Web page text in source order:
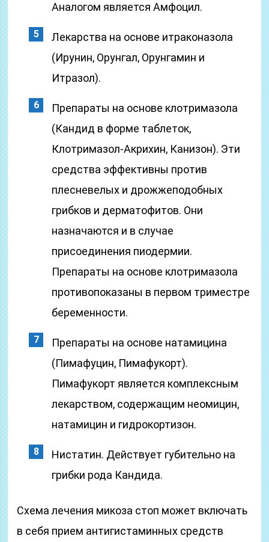
Аналогом является Амфоцил.
Лекарства на основе итраконазола
(Ирунин, Орунгал, Орунгамин и
Итразол).
Препараты на основе клотримазола
(Кандид в форме таблеток,
Клотримазол-Акрихин, Канизон). Эти
средства эффективны против
плесневелых и дрожжеподобных
грибков и дерматофитов. Они
назначаются и в случае
присоединения пиодермии.
Препараты на основе клотримазола
противопоказаны в первом триместре
беременности.
Препараты на основе натамицина
(Пимафуцин, Пимафукорт).
Пимафукорт является комплексным
лекарством, содержащим неомицин,
натамицин и гидрокортизон.
Нистатин. Действует губительно на
грибки рода Кандида.
Схема лечения микоза стоп может включать
в себя прием антигистаминных средств